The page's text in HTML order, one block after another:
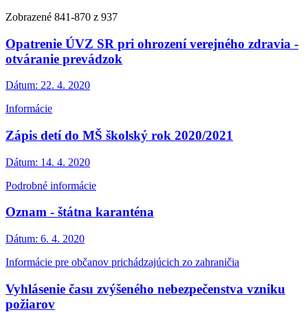
Zobrazené 841-870 z 937
Opatrenie ÚVZ SR pri ohrození verejného zdravia -
otváranie prevádzok
Dátum: 22. 4. 2020
Informácie
Zápis detí do MŠ školský rok 2020/2021
Dátum: 14. 4. 2020
Podrobné informácie
Oznam - štátna karanténa
Dátum: 6. 4. 2020
Informácie pre občanov prichádzajúcich zo zahraničia
Vyhlásenie času zvýšeného nebezpečenstva vzniku
požiarov